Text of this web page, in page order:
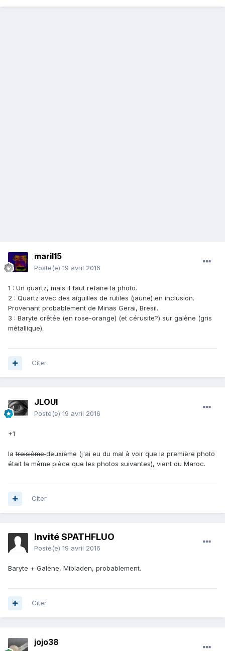
maril15
Posté(e) 19 avril 2016
1 : Un quartz, mais il faut refaire la photo.
2 : Quartz avec des aiguilles de rutiles (jaune) en inclusion.
Provenant probablement de Minas Gerai, Bresil.
3 : Baryte crêtée (en rose-orange) (et cérusite?) sur galène (gris
métallique).
Citer
JLOUI
Posté(e) 19 avril 2016
+1
latroisièmedeuxième (j'ai eu du mal à voir que la première photo
était la même pièce que les photos suivantes), vient du Maroc.
Citer
Invité SPATHFLUO
Posté(e) 19 avril 2016
Baryte + Galène, Mibladen, probablement.
Citer
jojo38